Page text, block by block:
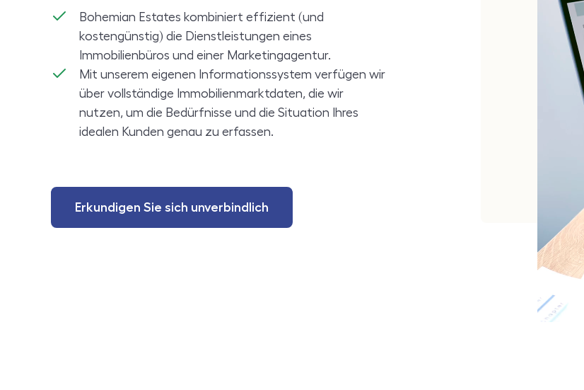
Bohemian Estates kombiniert effizient (und
kostengünstig) die Dienstleistungen eines
Immobilienbüros und einer Marketingagentur.
Mit unserem eigenen Informationssystem verfügen wir
über vollständige Immobilienmarktdaten, die wir
nutzen, um die Bedürfnisse und die Situation Ihres
idealen Kunden genau zu erfassen.
Erkundigen Sie sich unverbindlich